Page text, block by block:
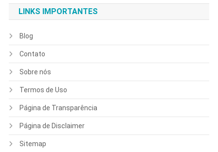
LINKS IMPORTANTES
Blog
Contato
Sobre nós
Termos de Uso
Página de Transparência
Página de Disclaimer
Sitemap